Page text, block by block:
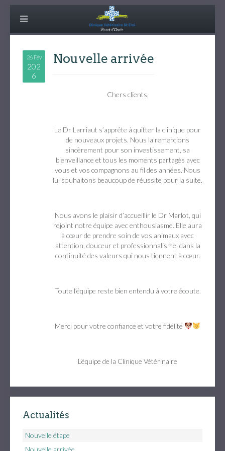
26 Fév
202
6
Nouvelle arrivée
Chers clients,
Le Dr Larriaut s’apprête à quitter la clinique pour
de nouveaux projets. Nous la remercions
sincèrement pour son investissement, sa
bienveillance et tous les moments partagés avec
vous et vos compagnons au fil des années. Nous
lui souhaitons beaucoup de réussite pour la suite.
Nous avons le plaisir d’accueillir le Dr Marlot, qui
rejoint notre équipe avec enthousiasme. Elle aura
à cœur de prendre soin de vos animaux avec
attention, douceur et professionnalisme, dans la
continuité des valeurs qui nous tiennent à cœur.
Toute l’équipe reste bien entendu à votre écoute.
Merci pour votre confiance et votre fidélité
L’équipe de la Clinique Vétérinaire
Actualités
Nouvelle étape
Nouvelle arrivée